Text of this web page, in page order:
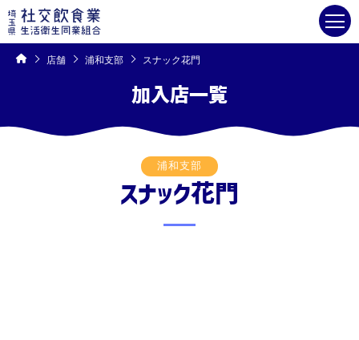
へ
店舗 浦和支部 スナック花門
加入店一覧
浦和支部
スナック花門